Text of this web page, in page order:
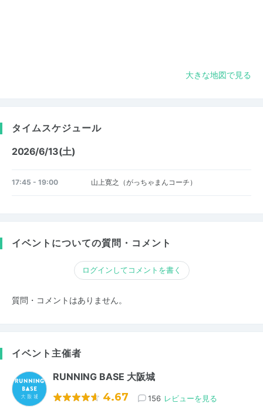
大きな地図で見る
タイムスケジュール
2026/6/13(土)
17:45 - 19:00 山上寛之（がっちゃまんコーチ）
イベントについての質問・コメント
ログインしてコメントを書く
質問・コメントはありません。
イベント主催者
RUNNING BASE 大阪城
4.67 156 レビューを見る